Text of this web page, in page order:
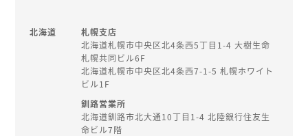
北海道
札幌支店
北海道札幌市中央区北4条西5丁目1-4 大樹生命
札幌共同ビル6F
北海道札幌市中央区北4条西7-1-5 札幌ホワイト
ビル1F
釧路営業所
北海道釧路市北大通10丁目1-4 北陸銀行住友生
命ビル7階